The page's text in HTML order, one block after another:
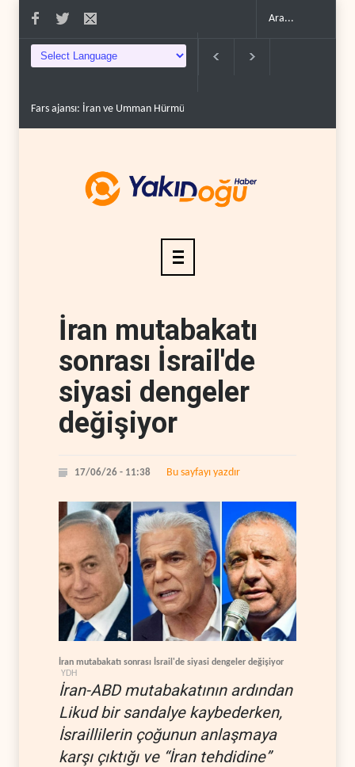
Fars ajansı: İran ve Umman Hürmüz Boğazı için geçiş..
İran mutabakatı
sonrası İsrail'de
siyasi dengeler
değişiyor
17/06/26 - 11:38 Bu sayfayı yazdır
İran mutabakatı sonrası İsrail'de siyasi dengeler değişiyor
YDH
İran-ABD mutabakatının ardından
Likud bir sandalye kaybederken,
İsraillilerin çoğunun anlaşmaya
karşı çıktığı ve “İran tehdidine”